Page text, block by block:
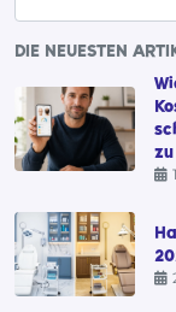
DIE NEUESTEN